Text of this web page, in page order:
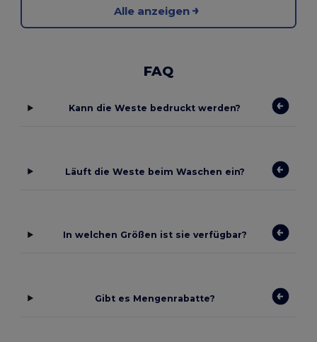
Alle anzeigen
FAQ
Kann die Weste bedruckt werden?
Läuft die Weste beim Waschen ein?
In welchen Größen ist sie verfügbar?
Gibt es Mengenrabatte?